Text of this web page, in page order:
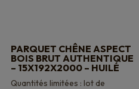
PARQUET CHÊNE ASPECT
BOIS BRUT AUTHENTIQUE
– 15X192X2000 – HUILÉ
Quantités limitées : lot de